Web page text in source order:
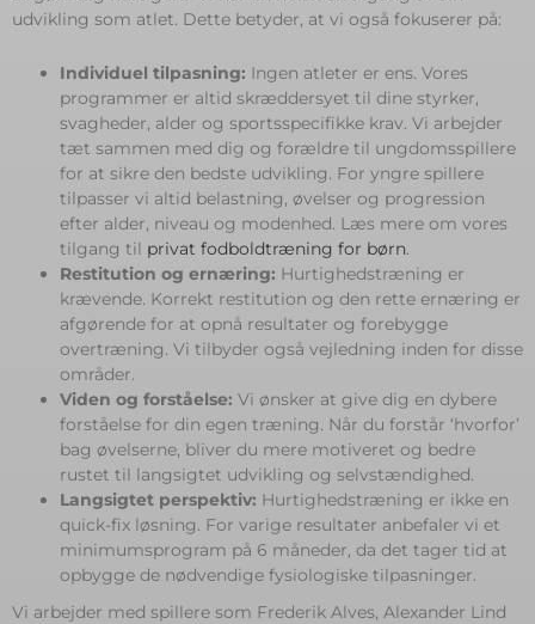
udvikling som atlet. Dette betyder, at vi også fokuserer på:
Individuel tilpasning: Ingen atleter er ens. Vores
programmer er altid skræddersyet til dine styrker,
svagheder, alder og sportsspecifikke krav. Vi arbejder
tæt sammen med dig og forældre til ungdomsspillere
for at sikre den bedste udvikling. For yngre spillere
tilpasser vi altid belastning, øvelser og progression
efter alder, niveau og modenhed. Læs mere om vores
tilgang til privat fodboldtræning for børn.
Restitution og ernæring: Hurtighedstræning er
krævende. Korrekt restitution og den rette ernæring er
afgørende for at opnå resultater og forebygge
overtræning. Vi tilbyder også vejledning inden for disse
områder.
Viden og forståelse: Vi ønsker at give dig en dybere
forståelse for din egen træning. Når du forstår ‘hvorfor’
bag øvelserne, bliver du mere motiveret og bedre
rustet til langsigtet udvikling og selvstændighed.
Langsigtet perspektiv: Hurtighedstræning er ikke en
quick-fix løsning. For varige resultater anbefaler vi et
minimumsprogram på 6 måneder, da det tager tid at
opbygge de nødvendige fysiologiske tilpasninger.
Vi arbejder med spillere som Frederik Alves, Alexander Lind